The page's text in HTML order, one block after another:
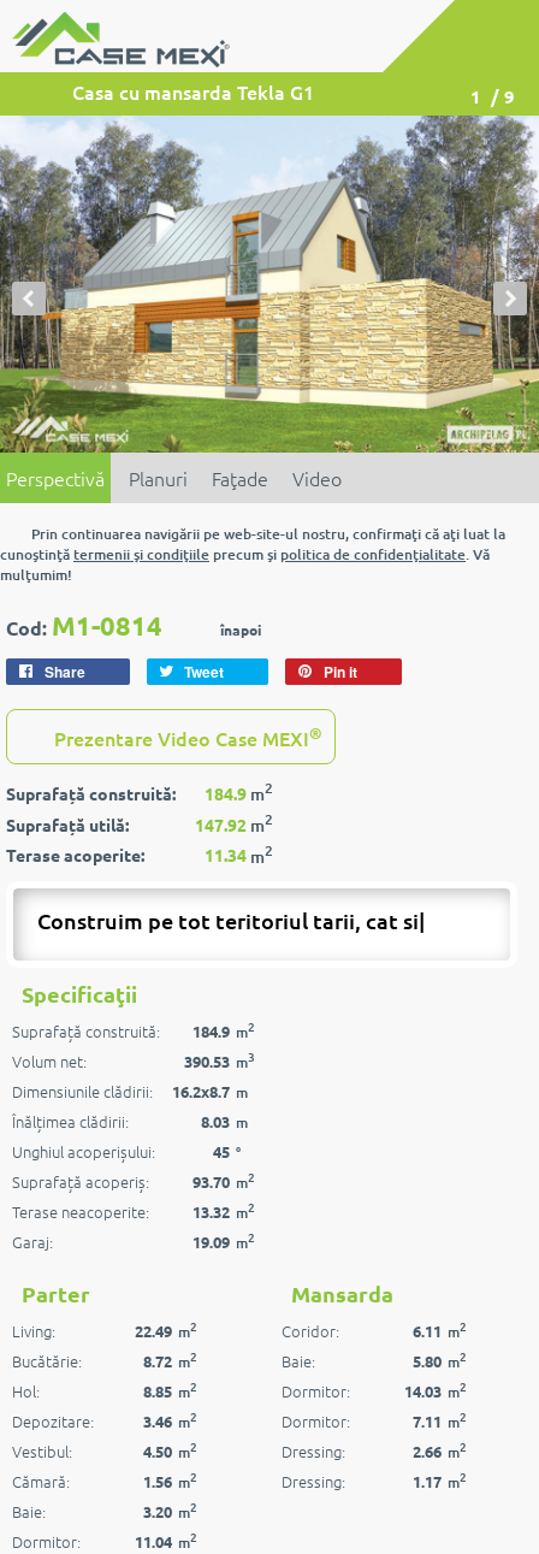
Casa cu mansarda Tekla G1 1 / 9
Perspectivă Planuri Faţade Video
Prin continuarea navigării pe web-site-ul nostru, confirmaţi că aţi luat la
cunoştinţătermenii şi condiţiile precum şi politica de confidenţialitate. Vă
mulţumim!
Cod: M1-0814 înapoi
Share Tweet Pin it
Prezentare Video Case MEXI®
Suprafață construită: 184.9 m2
Suprafață utilă: 147.92 m2
Terase acoperite: 11.34 m2
Construim pe tot teritoriul tarii, cat si pe
Specificaţii
Suprafață construită: 184.9 m2
Volum net: 390.53 m3
Dimensiunile clădirii: 16.2x8.7 m
Înălțimea clădirii: 8.03 m
Unghiul acoperișului: 45 °
Suprafață acoperiș: 93.70 m2
Terase neacoperite: 13.32 m2
Garaj: 19.09 m2
Parter
Living: 22.49 m2
Bucătărie: 8.72 m2
Hol: 8.85 m2
Depozitare: 3.46 m2
Vestibul: 4.50 m2
Cămară: 1.56 m2
Baie: 3.20 m2
Dormitor: 11.04 m2
Mansarda
Coridor: 6.11 m2
Baie: 5.80 m2
Dormitor: 14.03 m2
Dormitor: 7.11 m2
Dressing: 2.66 m2
Dressing: 1.17 m2